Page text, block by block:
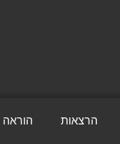
הרצאות הוראה